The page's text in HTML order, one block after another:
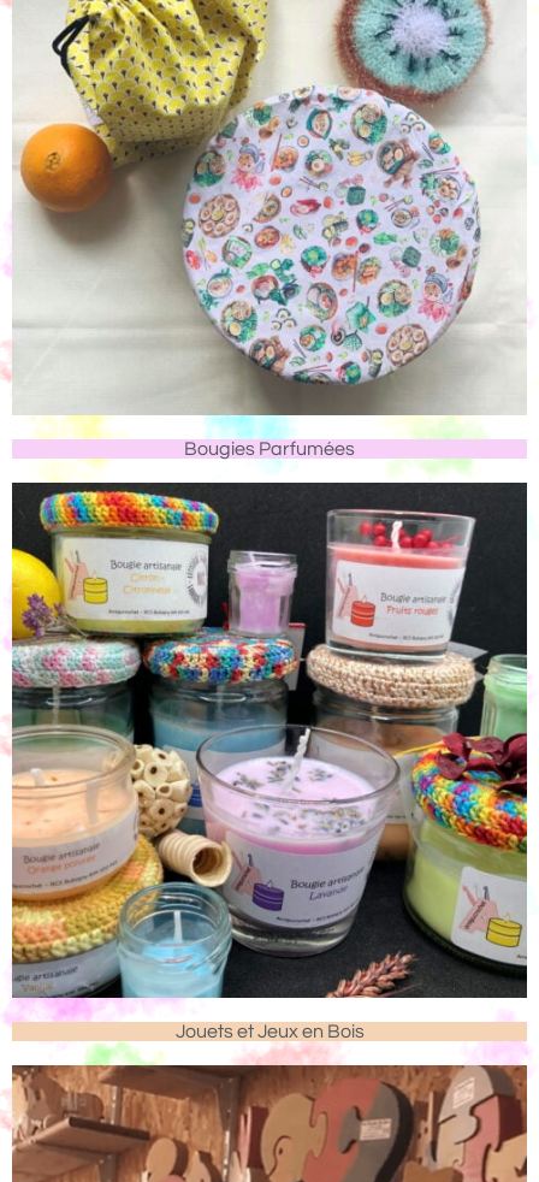
Bougies Parfumées
Jouets et Jeux en Bois